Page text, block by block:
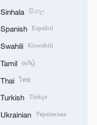
Sinhala සිංහල
Spanish Español
Swahili Kiswahili
Tamil தமிழ்
Thai ไทย
Turkish Türkçe
Ukrainian Українська